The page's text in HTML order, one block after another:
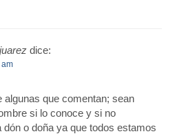
dice:
algunas que comentan; sean
si lo conoce y si no
o doña ya que todos estamos